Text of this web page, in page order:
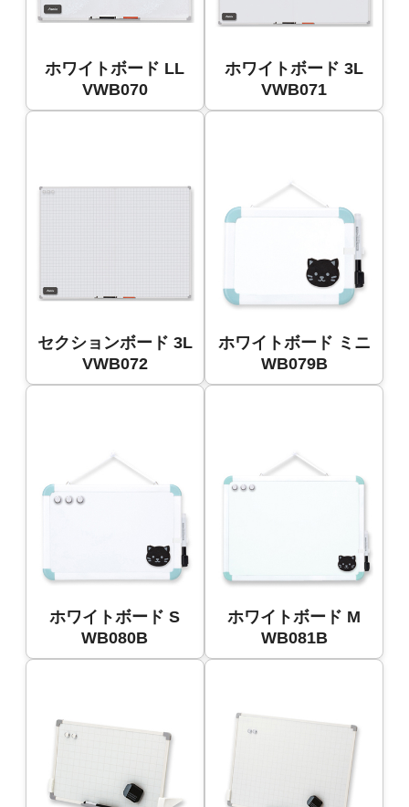
ホワイトボード LL
VWB070
ホワイトボード 3L
VWB071
セクションボード 3L
VWB072
ホワイトボード ミニ
WB079B
ホワイトボード S
WB080B
ホワイトボード M
WB081B